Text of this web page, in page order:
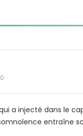
a injecté dans le
entraîne